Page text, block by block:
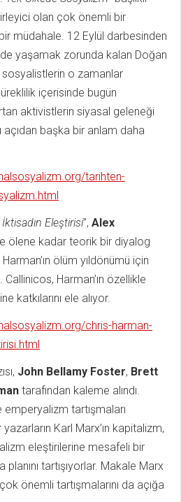
olan çok önemli bir
müdahale. 12 Eylül darbesinden
yaşamak zorunda kalan Doğan
sosyalistlerin o zamanlar
içerisinde bugün
aktivistlerin siyasal geleneği
açıdan başka bir anlam daha
tarihten-
Eleştirisi”, Alex
ölene kadar teorik bir diyalog
ölüm yıldönümü için
Harman’ın özellikle
katkılarını ele alıyor.
chris-harman-
John Bellamy Foster, Brett
tarafından kaleme alındı.
tartışmaları
Karl Marx’ın kapitalizm,
eleştirilerine mesafeli bir
planını tartışıyorlar. Makale Marx
önemli tartışmalarını da açığa